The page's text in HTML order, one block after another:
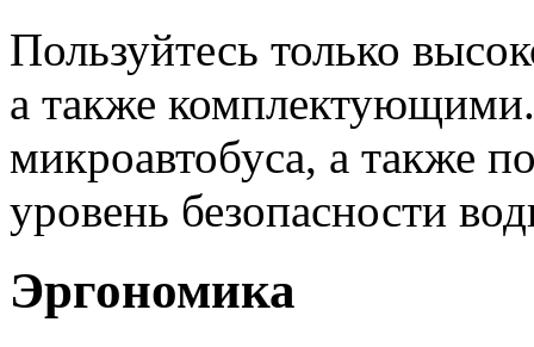
Пользуйтесь только
а также
микроавтобуса, а также
уровень безопасности
Эргономика